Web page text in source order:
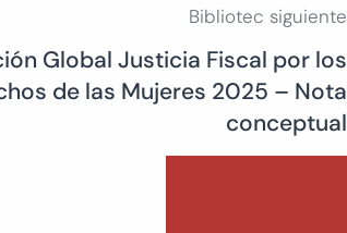
Bibliotec siguiente
Global Justicia Fiscal por los
de las Mujeres 2025 – Nota
conceptual